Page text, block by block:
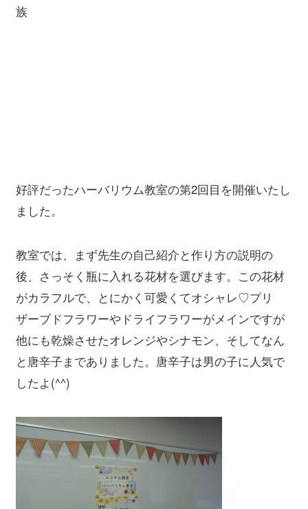
族
好評だったハーバリウム教室の第2回目を開催いたし
ました。
教室では、まず先生の自己紹介と作り方の説明の
後、さっそく瓶に入れる花材を選びます。この花材
がカラフルで、とにかく可愛くてオシャレ♡プリ
ザーブドフラワーやドライフラワーがメインですが
他にも乾燥させたオレンジやシナモン、そしてなん
と唐辛子までありました。唐辛子は男の子に人気で
したよ(^^)